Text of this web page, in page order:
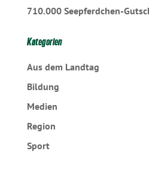
710.000 Seepferdchen-
Kategorien
Aus dem Landtag
Bildung
Medien
Region
Sport